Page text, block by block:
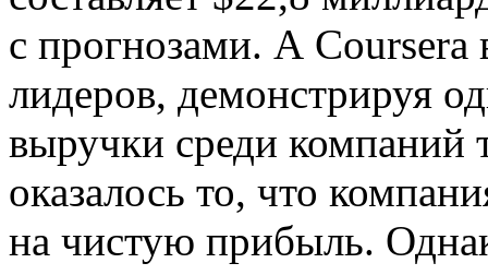
с прогнозами. А Coursera
лидеров, демонстрируя
выручки среди компаний
оказалось то, что
на чистую прибыль.